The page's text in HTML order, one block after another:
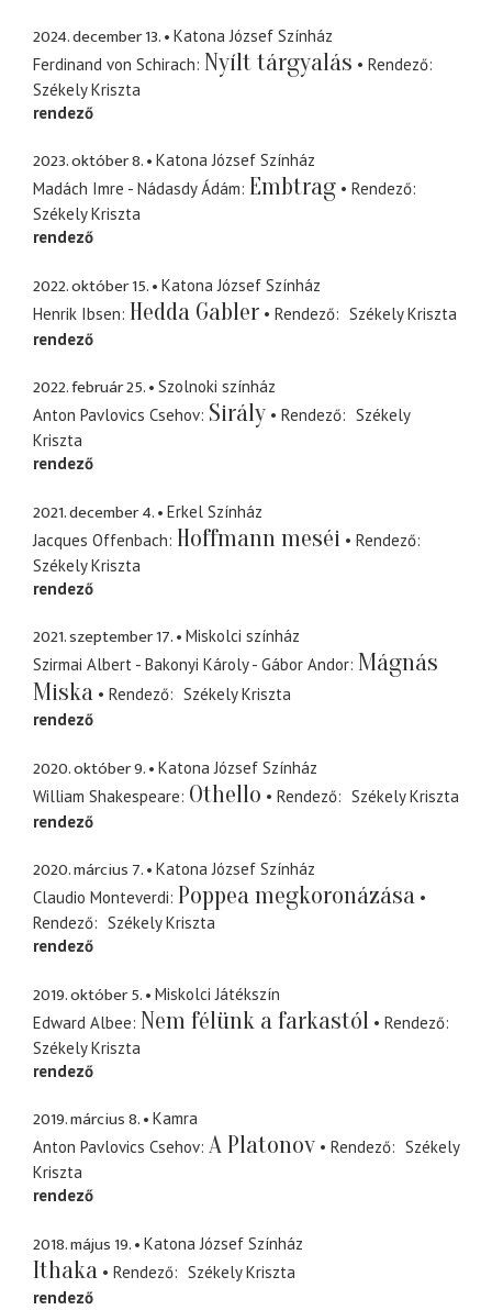
2024. december 13.
Katona József Színház
Ferdinand von Schirach Nyílt tárgyalás
Rendező
Székely Kriszta
rendező
2023. október 8.
Katona József Színház
Madách Imre - Nádasdy Ádám Embtrag
Rendező
Székely Kriszta
rendező
2022. október 15.
Katona József Színház
Henrik Ibsen Hedda Gabler Rendező
Székely Kriszta
rendező
2022. február 25.
Szolnoki színház
Anton Pavlovics Csehov Sirály Rendező
Székely
Kriszta
rendező
2021. december 4.
Erkel Színház
Jacques Offenbach Hoffmann meséi
Rendező
Székely Kriszta
rendező
2021. szeptember 17.
Miskolci színház
Szirmai Albert - Bakonyi Károly - Gábor Andor Mágnás
Miska
Rendező
Székely Kriszta
rendező
2020. október 9.
Katona József Színház
William Shakespeare Othello Rendező
Székely Kriszta
rendező
2020. március 7.
Katona József Színház
Claudio Monteverdi Poppea megkoronázása
Rendező
Székely Kriszta
rendező
2019. október 5.
Miskolci Játékszín
Edward Albee Nem félünk a farkastól
Rendező
Székely Kriszta
rendező
2019. március 8.
Kamra
Anton Pavlovics Csehov A Platonov Rendező
Székely
Kriszta
rendező
2018. május 19. Katona József Színház
Ithaka Rendező
Székely Kriszta
rendező